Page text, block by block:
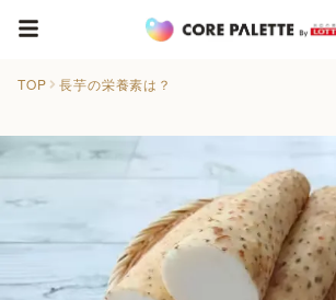
TOP 長芋の栄養素は？